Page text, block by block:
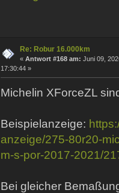
Re: Robur 16.000km
« Antwort #168 am: Juni 09,
17:30:44 »
Michelin XForceZL
Beispielanzeige:
anzeige/275-80r20-
m-s-por-2017-2021/
Bei gleicher